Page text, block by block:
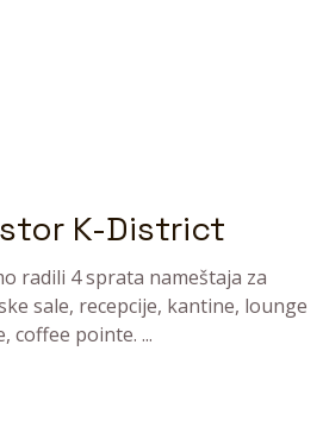
K-District
radili 4 sprata nameštaja za
sale, recepcije, kantine, lounge
coffee pointe. ...